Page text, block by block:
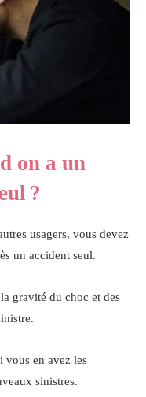
on a un
?
usagers, vous devez
un accident seul.
gravité du choc et des
vous en avez les
sinistres.